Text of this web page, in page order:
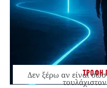
ΤΡΟΦΗ
Δεν ξέρω αν είναι